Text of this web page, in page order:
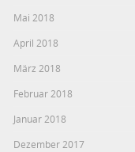
Mai 2018
April 2018
März 2018
Februar 2018
Januar 2018
Dezember 2017